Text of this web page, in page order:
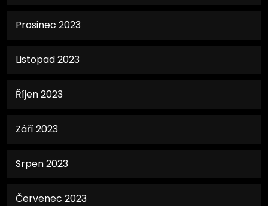
Prosinec 2023
Listopad 2023
Říjen 2023
Září 2023
Srpen 2023
Červenec 2023